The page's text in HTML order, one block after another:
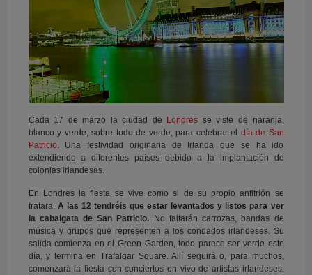
Cada 17 de marzo la ciudad de Londres se viste de naranja,
blanco y verde, sobre todo de verde, para celebrar el día de San
Patricio. Una festividad originaria de Irlanda que se ha ido
extendiendo a diferentes países debido a la implantación de
colonias irlandesas.
En Londres la fiesta se vive como si de su propio anfitrión se
tratara. A las 12 tendréis que estar levantados y listos para ver
la cabalgata de San Patricio. No faltarán carrozas, bandas de
música y grupos que representen a los condados irlandeses. Su
salida comienza en el Green Garden, todo parece ser verde este
día, y termina en Trafalgar Square. Allí seguirá o, para muchos,
comenzará la fiesta con conciertos en vivo de artistas irlandeses.